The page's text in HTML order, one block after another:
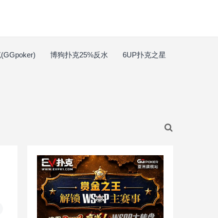
博狗扑克25%反水 6UP扑克之星